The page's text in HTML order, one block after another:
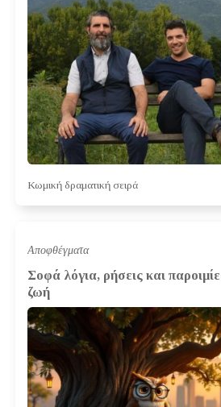
Κωμική δραματική σειρά
Αποφθέγματα
Σοφά λόγια, ρήσεις και
ζωή